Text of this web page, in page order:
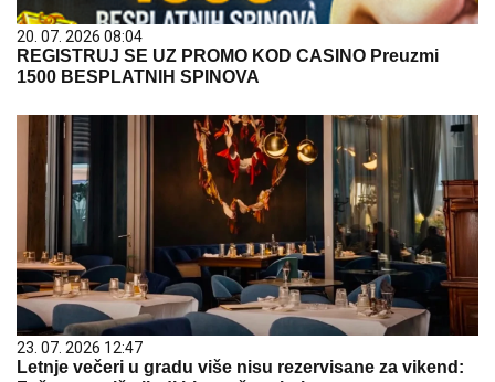
20. 07. 2026 08:04
REGISTRUJ SE UZ PROMO KOD CASINO Preuzmi
1500 BESPLATNIH SPINOVA
23. 07. 2026 12:47
Letnje večeri u gradu više nisu rezervisane za vikend: